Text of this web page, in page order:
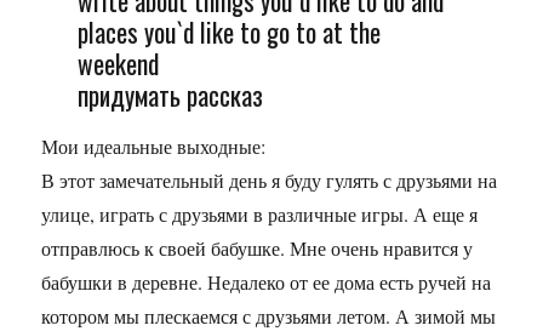
places you`d like to go to at the
weekеnd
придумать рассказ
Мои идеальные выходные:
В этот замечательный день я буду гулять с друзьями на
улице, играть с друзьями в различные игры. А еще я
отправлюсь к своей бабушке. Мне очень нравится у
бабушки в деревне. Недалеко от ее дома есть ручей на
котором мы плескаемся с друзьями летом. А зимой мы